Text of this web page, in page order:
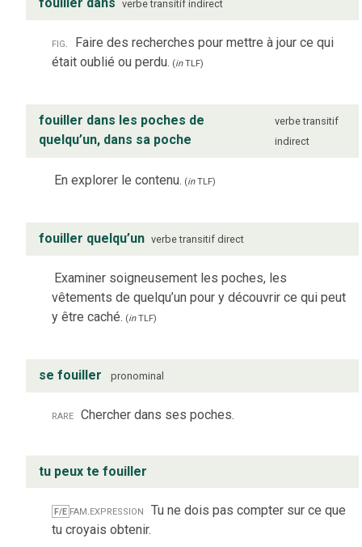
verbe transitif indirect
fig. Faire des recherches pour mettre à jour ce qui
était oublié ou perdu. (inTLF)
fouiller dans les poches de
quelqu’un, dans sa poche
verbe transitif
indirect
En explorer le contenu. (inTLF)
fouiller quelqu’un verbe transitif direct
Examiner soigneusement les poches, les
vêtements de quelqu’un pour y découvrir ce qui peut
y être caché. (inTLF)
se fouiller pronominal
rare Chercher dans ses poches.
tu peux te fouiller
F/E fam.expression Tu ne dois pas compter sur ce que
tu croyais obtenir.